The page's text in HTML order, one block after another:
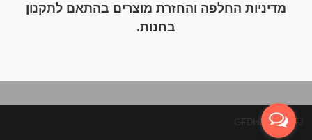
מדיניות החלפה והחזרת מוצרים בהתאם לתקנון
בחנות.
GFDHJGHJDJFJ